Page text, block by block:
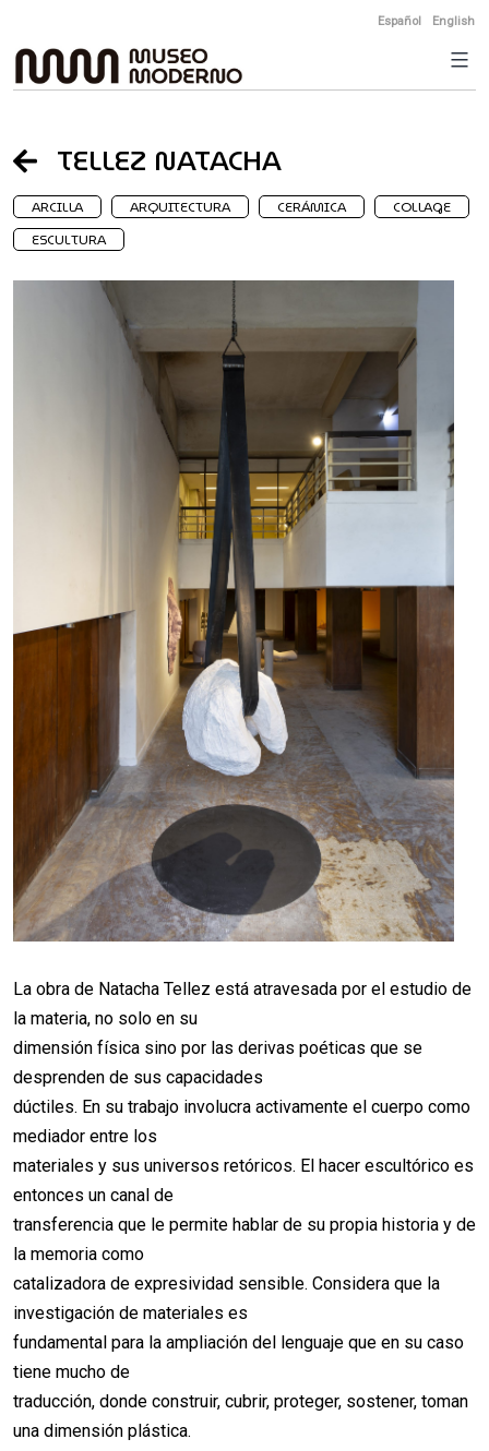
to
content
Español English
TELLEZ NATACHA
ARCILLA ARQUITECTURA CERÁMICA
COLLAGE
ESCULTURA
La obra de Natacha Tellez está atravesada por el estudio de
la materia, no solo en su
dimensión física sino por las derivas poéticas que se
desprenden de sus capacidades
dúctiles. En su trabajo involucra activamente el cuerpo como
mediador entre los
materiales y sus universos retóricos. El hacer escultórico es
entonces un canal de
transferencia que le permite hablar de su propia historia y de
la memoria como
catalizadora de expresividad sensible. Considera que la
investigación de materiales es
fundamental para la ampliación del lenguaje que en su caso
tiene mucho de
traducción, donde construir, cubrir, proteger, sostener, toman
una dimensión plástica.